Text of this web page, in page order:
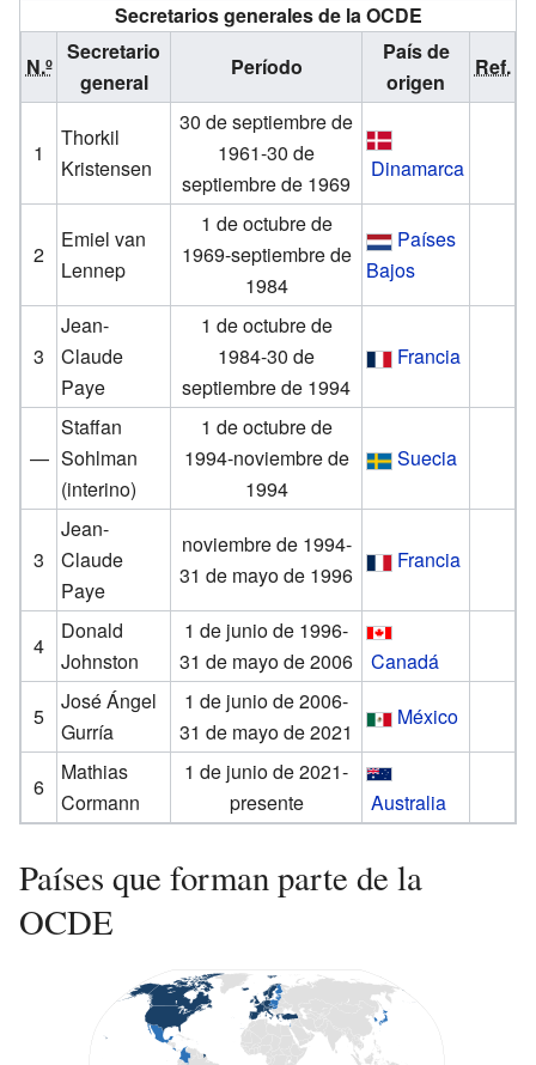
Secretarios generales de la OCDE
N.º
Secretario
general
Período
País de
origen
Ref.
1
Thorkil
Kristensen
30 de septiembre de
1961-30 de
septiembre de 1969
Dinamarca
2
Emiel van
Lennep
1 de octubre de
1969-septiembre de
1984
Países
Bajos
3
Jean-
Claude
Paye
1 de octubre de
1984-30 de
septiembre de 1994
Francia
—
Staffan
Sohlman
(interino)
1 de octubre de
1994-noviembre de
1994
Suecia
3
Jean-
Claude
Paye
noviembre de 1994-
31 de mayo de 1996
Francia
4
Donald
Johnston
1 de junio de 1996-
31 de mayo de 2006
Canadá
5
José Ángel
Gurría
1 de junio de 2006-
31 de mayo de 2021
México
6
Mathias
Cormann
1 de junio de 2021-
presente
Australia
Países que forman parte de la
OCDE